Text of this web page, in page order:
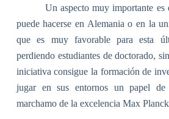
Un aspecto muy importante es
puede hacerse en Alemania o en la
que es muy favorable para esta
perdiendo estudiantes de doctorado,
iniciativa consigue la formación de
jugar en sus entornos un papel
marchamo de la excelencia Max